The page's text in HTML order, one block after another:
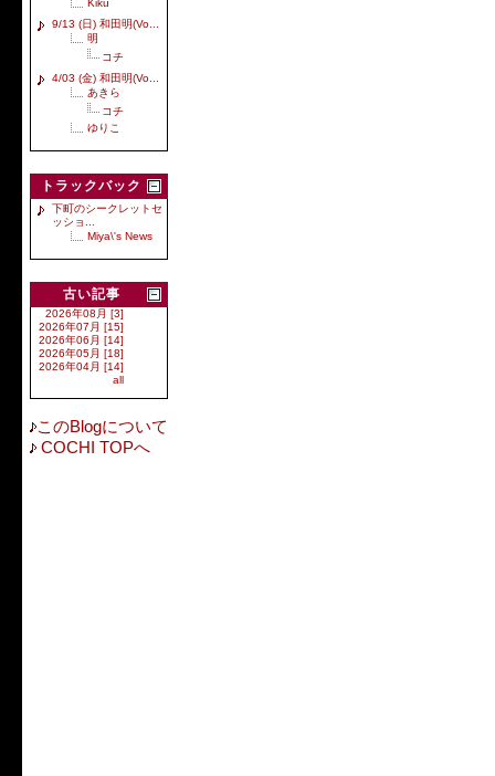
Kiku
9/13 (日) 和田明(Vo...
明
コチ
4/03 (金) 和田明(Vo...
あきら
コチ
ゆりこ
トラックバック
下町のシークレットセ
ッショ...
Miya\'s News
古い記事
2026年08月 [3]
2026年07月 [15]
2026年06月 [14]
2026年05月 [18]
2026年04月 [14]
all
このBlogについて
COCHI TOPへ